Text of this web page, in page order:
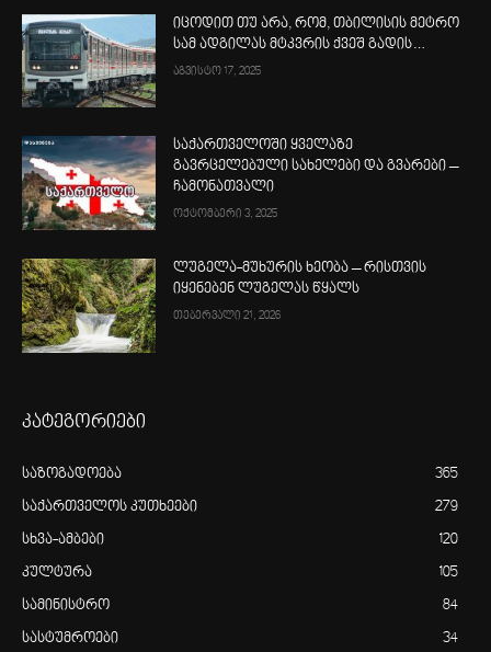
იცოდით თუ არა, რომ, თბილისის მეტრო
სამ ადგილას მტკვრის ქვეშ გადის…
აგვისტო 17, 2025
საქართველოში ყველაზე
გავრცელებული სახელები და გვარები –
ჩამონათვალი
ოქტომბერი 3, 2025
ლუგელა-მუხურის ხეობა – რისთვის
იყენებენ ლუგელას წყალს
თებერვალი 21, 2026
კატეგორიები
საზოგადოება 365
საქართველოს კუთხეები 279
სხვა-ამბები 120
კულტურა 105
სამინისტრო 84
სასტუმროები 34